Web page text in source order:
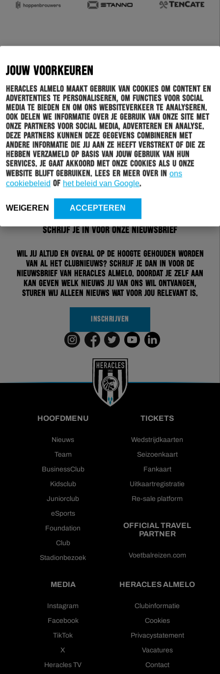
JOUW VOORKEUREN
Heracles Almelo maakt gebruik van cookies om content en
advertenties te personaliseren, om functies voor social
media te bieden en om ons websiteverkeer te analyseren.
Ook delen we informatie over je gebruik van onze site met
onze partners voor social media, adverteren en analyse.
Deze partners kunnen deze gegevens combineren met
andere informatie die jij aan ze heeft verstrekt of die ze
hebben verzameld op basis van jouw gebruik van hun
services. Je gaat akkoord met onze cookies als u onze
website blijft gebruiken. Lees er meer over in ons
cookiebeleid of het beleid van Google.
WEIGEREN ACCEPTEREN
Schrijf je in voor onze nieuwsbrief
Wil jij altijd en overal op de hoogte gehouden worden
van al het clubnieuws? Schrijf je dan in voor de
nieuwsbrief van Heracles Almelo. Doordat je zelf aan
kan geven welk nieuws jij van ons wil ontvangen,
sturen wij alleen nieuws wat voor jou relevant is.
INSCHRIJVEN
HOOFDMENU
Nieuws
Team
BusinessClub
Kidsclub
Juniorclub
eSports
Foundation
Club
Stadionbezoek
TICKETS
Wedstrijdkaarten
Seizoenkaart
Fankaart
Uitkaartregistratie
Re-sale platform
OFFICIAL TRAVEL
PARTNER
Voetbalreizen.com
MEDIA
Instagram
Facebook
TikTok
X
Heracles TV
HERACLES ALMELO
Clubinformatie
Cookies
Privacystatement
Vacatures
Contact